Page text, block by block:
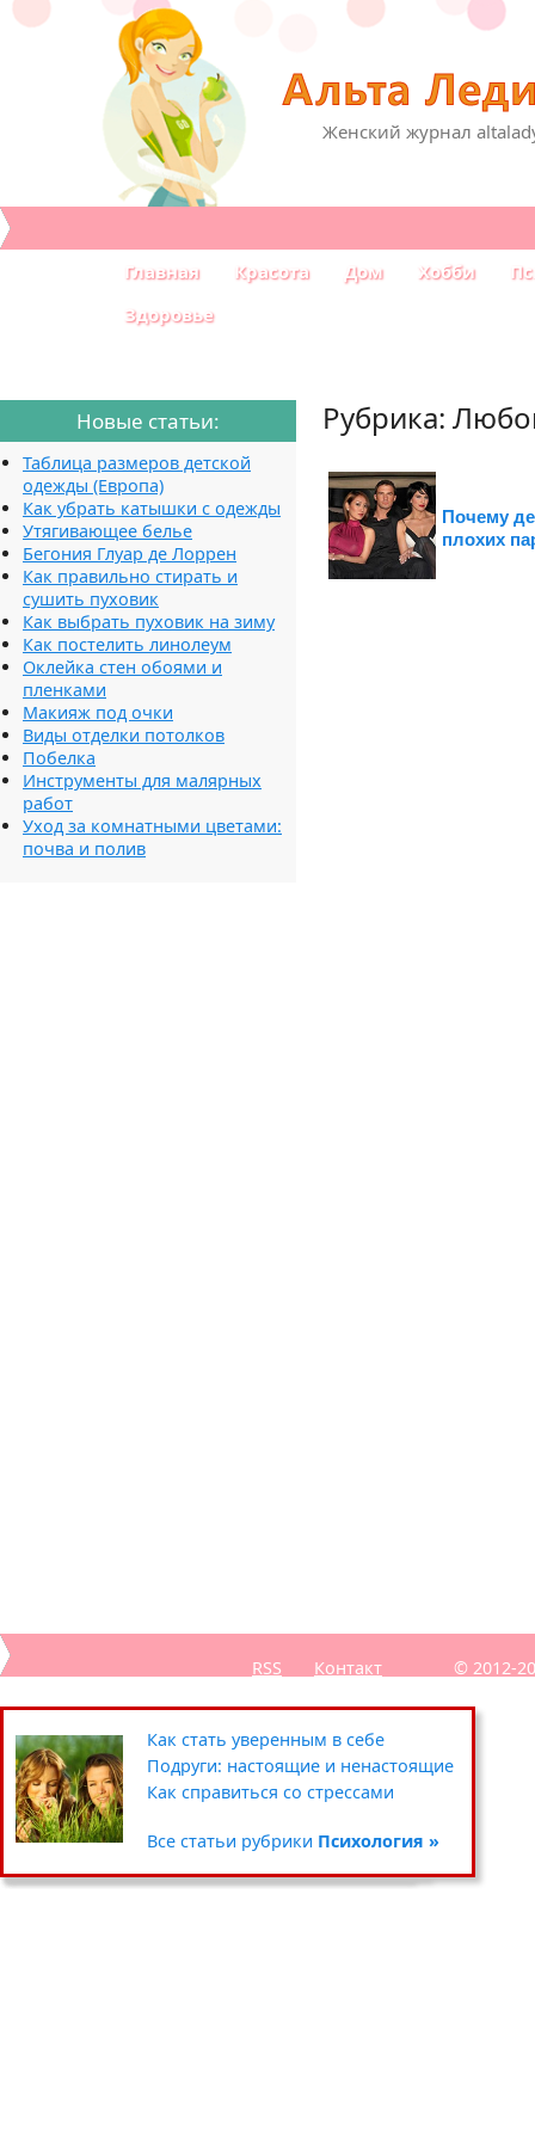
Женский журнал
Главная Красота Дом Хобби
Здоровье
Рубрика:
Почему
плохих
Новые статьи:
Таблица размеров детской
одежды (Европа)
Как убрать катышки с одежды
Утягивающее белье
Бегония Глуар де Лоррен
Как правильно стирать и
сушить пуховик
Как выбрать пуховик на зиму
Как постелить линолеум
Оклейка стен обоями и
пленками
Макияж под очки
Виды отделки потолков
Побелка
Инструменты для малярных
работ
Уход за комнатными цветами:
почва и полив
RSS Контакт © 2012-
Секреты похудения звёзд
Уход за кожей вокруг глаз
Умываемся правильно
Все статьи рубрики Красота »
Полезные советы: кухня
Чистка и хранение одежды
Цветочные горшки и кашпо
Все статьи рубрики Дом »
Путешествия
Сад-огород
Хенд мейд
Все статьи рубрики Хобби »
Как стать уверенным в себе
Подруги: настоящие и ненастоящие
Как справиться со стрессами
Все статьи рубрики Психология »